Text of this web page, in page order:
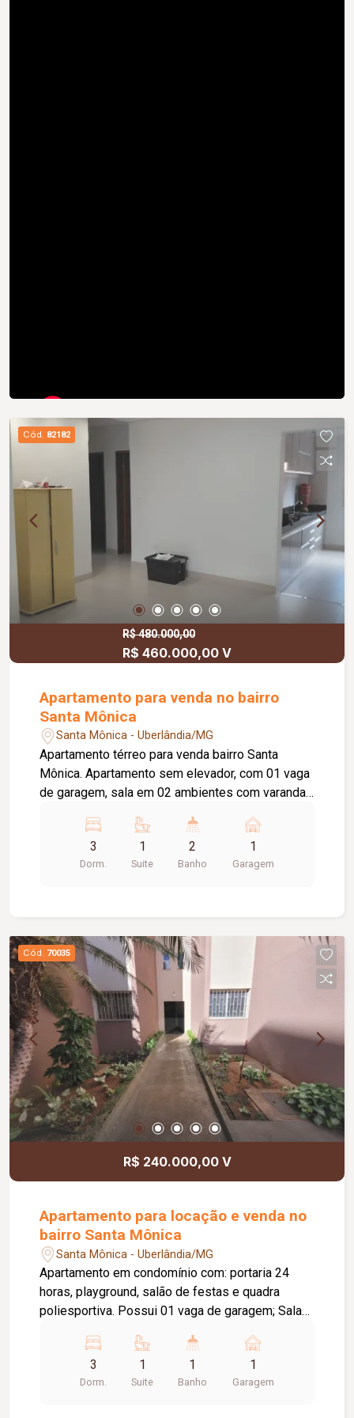
Cód. 82182
R$ 480.000,00
R$ 460.000,00 V
Apartamento para venda no bairro
Santa Mônica
Santa Mônica - Uberlândia/MG
Apartamento térreo para venda bairro Santa
Mônica. Apartamento sem elevador, com 01 vaga
de garagem, sala em 02 ambientes com varanda,
sendo uma suíte, banho social e piso em
porcelanato.
3
Dorm.
1
Suite
2
Banho
1
Garagem
Cód. 70035
R$ 240.000,00 V
Apartamento para locação e venda no
bairro Santa Mônica
Santa Mônica - Uberlândia/MG
Apartamento em condomínio com: portaria 24
horas, playground, salão de festas e quadra
poliesportiva. Possui 01 vaga de garagem; Sala
quartos sendo 01 suíte com box em acrílico;
Banheiro social com box em acrílico e chuveiro;
Cozinha conjugada com área de serviço; Piso de
3
Dorm.
1
Suite
1
Banho
1
Garagem